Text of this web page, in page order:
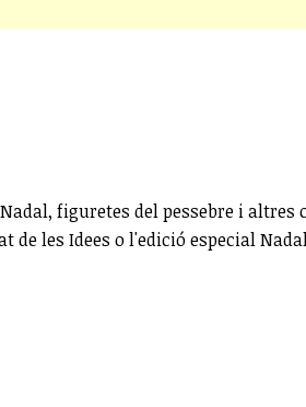
figuretes del pessebre i altres
les Idees o l'edició especial